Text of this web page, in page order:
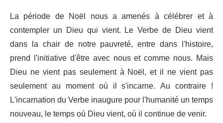
La période de Noël nous a amenés à célébrer et à
contempler un Dieu qui vient. Le Verbe de Dieu vient
dans la chair de notre pauvreté, entre dans l'histoire,
prend l'initiative d'être avec nous et comme nous. Mais
Dieu ne vient pas seulement à Noël, et il ne vient pas
seulement au moment où il s'incarne. Au contraire !
L'incarnation du Verbe inaugure pour l'humanité un temps
nouveau, le temps où Dieu vient, où il continue de venir.